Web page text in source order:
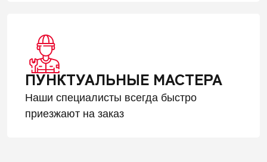
ПУНКТУАЛЬНЫЕ МАСТЕРА
Наши специалисты всегда быстро
приезжают на заказ